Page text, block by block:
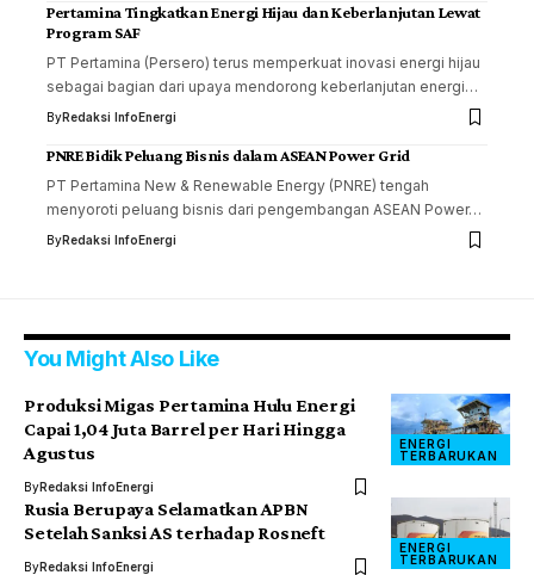
Pertamina Tingkatkan Energi Hijau dan Keberlanjutan Lewat
Program SAF
PT Pertamina (Persero) terus memperkuat inovasi energi hijau
sebagai bagian dari upaya mendorong keberlanjutan energi…
ByRedaksi InfoEnergi
PNRE Bidik Peluang Bisnis dalam ASEAN Power Grid
PT Pertamina New & Renewable Energy (PNRE) tengah
menyoroti peluang bisnis dari pengembangan ASEAN Power…
ByRedaksi InfoEnergi
You Might Also Like
ENERGI
TERBARUKAN
Produksi Migas Pertamina Hulu Energi
Capai 1,04 Juta Barrel per Hari Hingga
Agustus
ByRedaksi InfoEnergi
ENERGI
TERBARUKAN
Rusia Berupaya Selamatkan APBN
Setelah Sanksi AS terhadap Rosneft
ByRedaksi InfoEnergi